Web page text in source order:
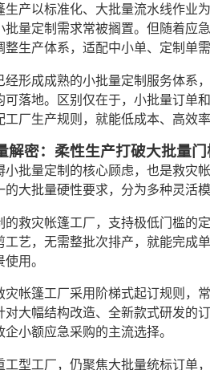
生产以标准化、大批量流水线作业
批量定制需求常被搁置。但随着应
整生产体系，适配中小单、定制单
经形成成熟的小批量定制服务体系
可落地。区别仅在于，小批量订单
工厂生产规则，就能低成本、高效
解密：柔性生产打破大批量
小批量定制的核心顾虑，也是救灾
的大批量硬性要求，分为多种灵活
的救灾帐篷工厂，支持极低门槛的
工艺，无需整批次排产，就能完成
用。
灾帐篷工厂采用阶梯式起订规则，
对大幅结构改造、全新款式研发的
小额应急采购的主流选择。
工型工厂，仍聚焦大批量统标订单